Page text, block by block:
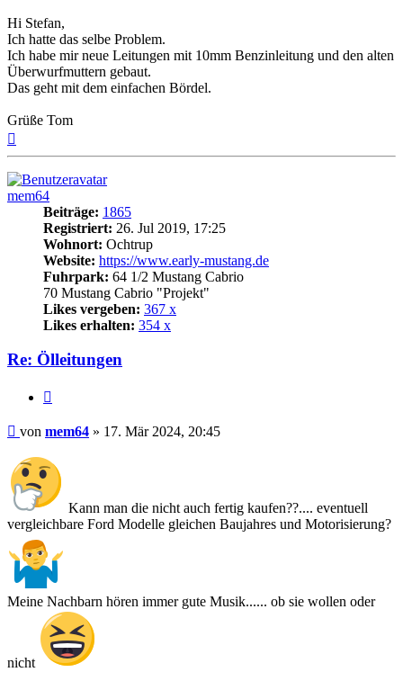
Hi Stefan,
Ich hatte das selbe Problem.
Ich habe mir neue Leitungen mit 10mm Benzinleitung und den alten
Überwurfmuttern gebaut.
Das geht mit dem einfachen Bördel.
Grüße Tom
mem64
Beiträge: 1865
Registriert: 26. Jul 2019, 17:25
Wohnort: Ochtrup
Website: https://www.early-mustang.de
Fuhrpark: 64 1/2 Mustang Cabrio
70 Mustang Cabrio "Projekt"
Likes vergeben: 367 x
Likes erhalten: 354 x
Re: Ölleitungen
Beitrag
von mem64 » 17. Mär 2024, 20:45
Kann man die nicht auch fertig kaufen??.... eventuell
vergleichbare Ford Modelle gleichen Baujahres und Motorisierung?
Meine Nachbarn hören immer gute Musik...... ob sie wollen oder
nicht